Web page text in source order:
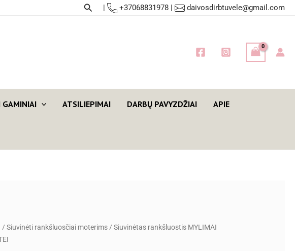
Paieška
| +37068831978 | daivosdirbtuvele@gmail.com
GAMINIAI ATSILIEPIMAI DARBŲ PAVYZDŽIAI APIE
/Siuvinėti rankšluosčiai moterims / Siuvinėtas rankšluostis MYLIMAI